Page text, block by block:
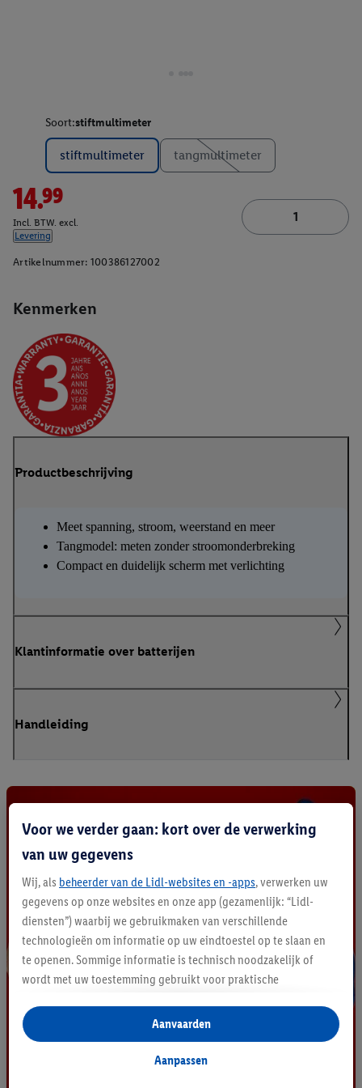
Kenmerken
Soort:stiftmultimeter
stiftmultimeter tangmultimeter
14.99
Incl. BTW. excl.
Levering
Artikelnummer: 100386127002
Productbeschrijving
Meet spanning, stroom, weerstand en meer
Tangmodel: meten zonder stroomonderbreking
Compact en duidelijk scherm met verlichting
Klantinformatie over batterijen
Handleiding
Voor we verder gaan: kort over de verwerking
van uw gegevens
Wij, als beheerder van de Lidl-websites en -apps, verwerken uw
gegevens op onze websites en onze app (gezamenlijk: “Lidl-
diensten”) waarbij we gebruikmaken van verschillende
technologieën om informatie op uw eindtoestel op te slaan en
te openen. Sommige informatie is technisch noodzakelijk of
wordt met uw toestemming gebruikt voor praktische
reclame binnen en buiten de Lidl-diensten aan te bieden. Als u
deelneemt aan het Lidl Plus-programma, worden voor deze
doeleinden eveneens gegevens over uw koopgedrag in de
Aanpassen
Aanvaarden